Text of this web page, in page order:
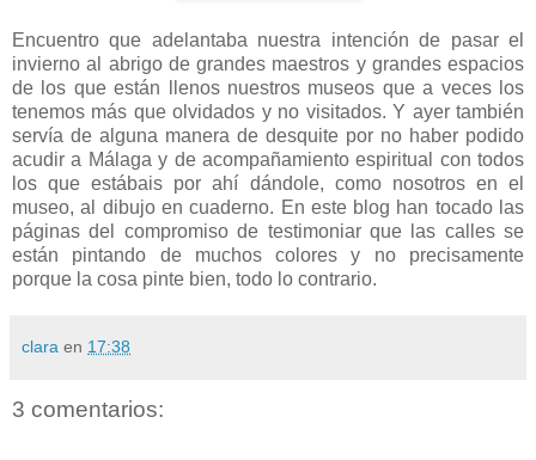
Encuentro que adelantaba nuestra intención de pasar el
invierno al abrigo de grandes maestros y grandes espacios
de los que están llenos nuestros museos que a veces los
tenemos más que olvidados y no visitados. Y ayer también
servía de alguna manera de desquite por no haber podido
acudir a Málaga y de acompañamiento espiritual con todos
los que estábais por ahí dándole, como nosotros en el
museo, al dibujo en cuaderno. En este blog han tocado las
páginas del compromiso de testimoniar que las calles se
están pintando de muchos colores y no precisamente
porque la cosa pinte bien, todo lo contrario.
clara en 17:38
3 comentarios: